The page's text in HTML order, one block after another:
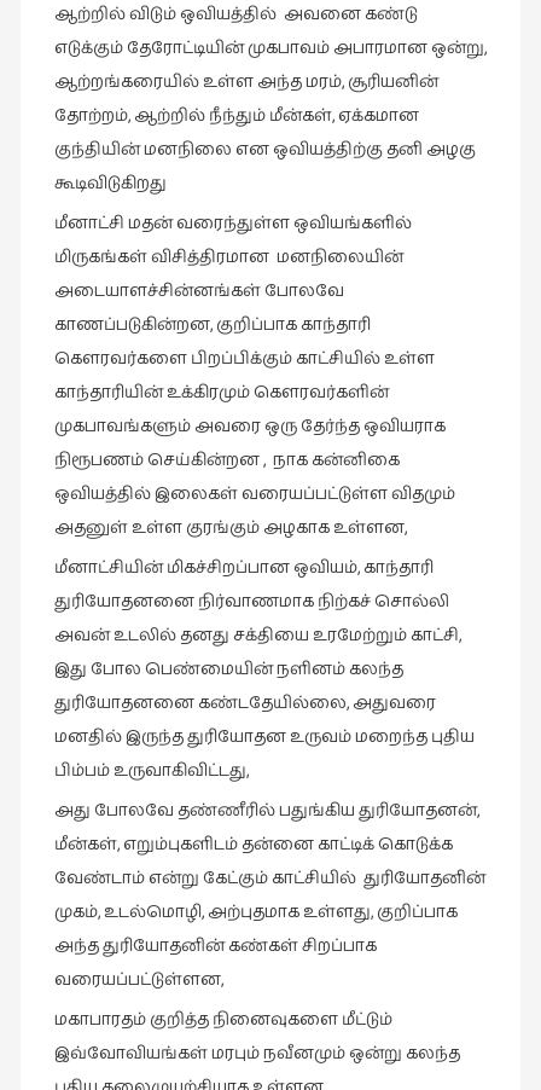
வரலாறு
வரலாறு
வாசிப்பில்
இன்று
விமர்சனம்
விளையாட்டு
ஷேக்ஸ்பியரின்
உலகம்
ஆற்றில் விடும் ஒவியத்தில் அவனை கண்டு
எடுக்கும் தேரோட்டியின் முகபாவம் அபாரமான ஒன்று,
ஆற்றங்கரையில் உள்ள அந்த மரம், சூரியனின்
தோற்றம், ஆற்றில் நீந்தும் மீன்கள், ஏக்கமான
குந்தியின் மனநிலை என ஒவியத்திற்கு தனி அழகு
கூடிவிடுகிறது
மீனாட்சி மதன் வரைந்துள்ள ஒவியங்களில்
மிருகங்கள் விசித்திரமான மனநிலையின்
அடையாளச்சின்னங்கள் போலவே
காணப்படுகின்றன, குறிப்பாக காந்தாரி
கௌரவர்களை பிறப்பிக்கும் காட்சியில் உள்ள
காந்தாரியின் உக்கிரமும் கௌரவர்களின்
முகபாவங்களும் அவரை ஒரு தேர்ந்த ஒவியராக
நிரூபணம் செய்கின்றன , நாக கன்னிகை
ஒவியத்தில் இலைகள் வரையப்பட்டுள்ள விதமும்
அதனுள் உள்ள குரங்கும் அழகாக உள்ளன,
மீனாட்சியின் மிகச்சிறப்பான ஒவியம், காந்தாரி
துரியோதனனை நிர்வாணமாக நிற்கச் சொல்லி
அவன் உடலில் தனது சக்தியை உரமேற்றும் காட்சி,
இது போல பெண்மையின் நளினம் கலந்த
துரியோதனனை கண்டதேயில்லை, அதுவரை
மனதில் இருந்த துரியோதன உருவம் மறைந்த புதிய
பிம்பம் உருவாகிவிட்டது,
அது போலவே தண்ணீரில் பதுங்கிய துரியோதனன்,
மீன்கள், எறும்புகளிடம் தன்னை காட்டிக் கொடுக்க
வேண்டாம் என்று கேட்கும் காட்சியில் துரியோதனின்
முகம், உடல்மொழி, அற்புதமாக உள்ளது, குறிப்பாக
அந்த துரியோதனின் கண்கள் சிறப்பாக
வரையப்பட்டுள்ளன,
மகாபாரதம் குறித்த நினைவுகளை மீட்டும்
இவ்வோவியங்கள் மரபும் நவீனமும் ஒன்று கலந்த